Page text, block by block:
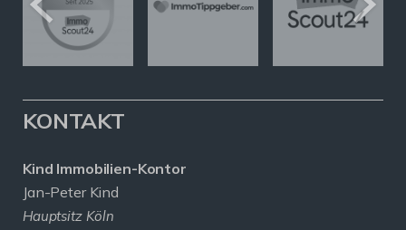
KONTAKT
Kind Immobilien-Kontor
Jan-Peter Kind
Hauptsitz Köln